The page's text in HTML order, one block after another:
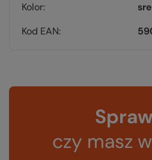
Kolor
Kod EAN
czy masz